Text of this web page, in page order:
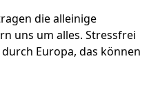
die alleinige
uns um alles. Stressfrei
Europa, das können